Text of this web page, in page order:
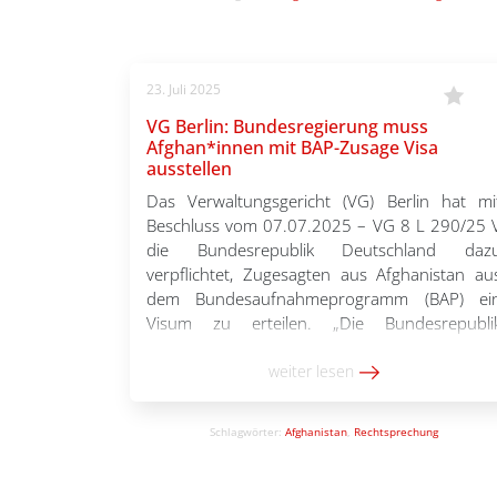
Deutschland zu holen“, […]
23. Juli 2025
VG Berlin: Bundesregierung muss
Afghan*innen mit BAP-Zusage Visa
ausstellen
Das Verwaltungsgericht (VG) Berlin hat
Beschluss vom 07.07.2025 – VG 8 L 290/25
die Bundesrepublik Deutschland
verpflichtet, Zugesagten aus Afghanistan
dem Bundesaufnahmeprogramm (BAP)
Visum zu erteilen. „Die
gegebenenfalls unter welchen
oder fortführen möchte. Sie kann während […]
weiter lesen
Schlagwörter: Afghanistan, Rechtsprechung